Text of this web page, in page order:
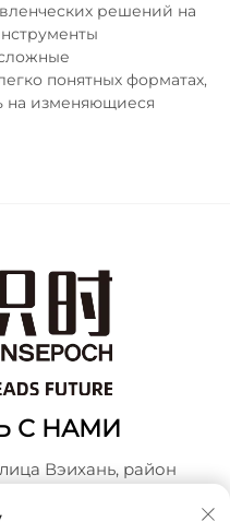
решений на
понятных форматах,
на изменяющиеся
С НАМИ
Вэихань, район